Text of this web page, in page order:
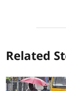
Related